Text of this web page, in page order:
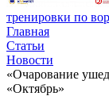
тренировки по
Главная
Статьи
Новости
«Очарование
«Октябрь»